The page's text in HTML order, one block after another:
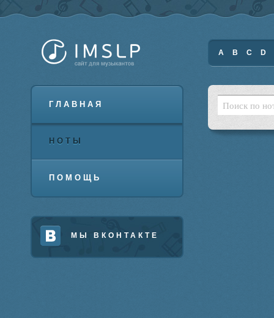
ГЛАВНАЯ
НОТЫ
ПОМОЩЬ
МЫ ВКОНТАКТЕ
A B C D